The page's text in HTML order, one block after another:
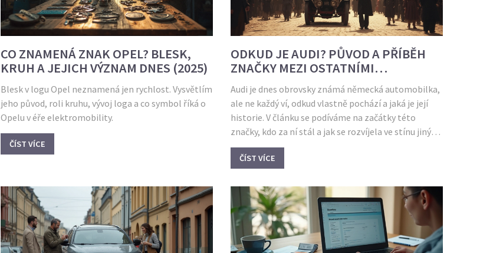
CO ZNAMENÁ ZNAK OPEL? BLESK,
KRUH A JEJICH VÝZNAM DNES (2025)
Blesk v logu Opel neznamená jen rychlost. Vysvětlím
jeho původ, roli kruhu, vývoj loga a co symbol říká o
Opelu v éře elektromobility.
ČÍST VÍCE
ODKUD JE AUDI? PŮVOD A PŘÍBĚH
ZNAČKY MEZI OSTATNÍMI
AUTOMOBILY
Audi je dnes obrovsky známá německá automobilka,
ale ne každý ví, odkud vlastně pochází a jaká je její
historie. V článku se podíváme na začátky této
značky, kdo za ní stál a jak se rozvíjela ve stínu jiných
automobilek, třeba Opelu. Dozvíte se i zajímavosti,
které běžně na internetu nenajdete. Vysvětlím
Nabídnu praktické tipy, jak poznat originální Audi a
na co si dát pozor při výběru auta této značky.
ČÍST VÍCE